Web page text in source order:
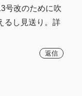
号改のために吹
るし見送り。詳
返信